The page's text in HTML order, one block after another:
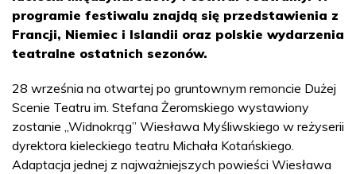
programie festiwalu znajdą się przedstawienia z
Francji, Niemiec i Islandii oraz polskie wydarzenia
teatralne ostatnich sezonów.
28 września na otwartej po gruntownym remoncie Dużej
Scenie Teatru im. Stefana Żeromskiego wystawiony
zostanie „Widnokrąg” Wiesława Myśliwskiego w reżyserii
dyrektora kieleckiego teatru Michała Kotańskiego.
Adaptacja jednej z najważniejszych powieści Wiesława